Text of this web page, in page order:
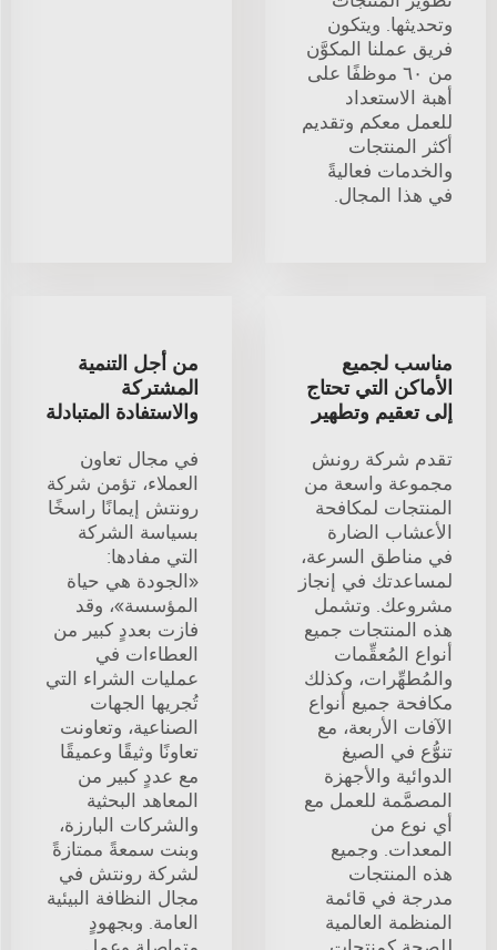
وتحديثها. ويتكون
فريق عملنا المكوَّن
من ٦٠ موظفًا على
أهبة الاستعداد
للعمل معكم وتقديم
أكثر المنتجات
والخدمات فعاليةً
في هذا المجال.
مناسب لجميع
الأماكن التي تحتاج
إلى تعقيم وتطهير
تقدم شركة رونش
مجموعة واسعة من
المنتجات لمكافحة
الأعشاب الضارة
في مناطق السرعة،
لمساعدتك في إنجاز
مشروعك. وتشمل
هذه المنتجات جميع
أنواع المُعقِّمات
والمُطهِّرات، وكذلك
مكافحة جميع أنواع
الآفات الأربعة، مع
تنوُّع في الصيغ
الدوائية والأجهزة
المصمَّمة للعمل مع
أي نوع من
المعدات. وجميع
هذه المنتجات
مدرجة في قائمة
المنظمة العالمية
من أجل التنمية
المشتركة
والاستفادة المتبادلة
في مجال تعاون
العملاء، تؤمن شركة
رونتش إيمانًا راسخًا
بسياسة الشركة
التي مفادها:
«الجودة هي حياة
المؤسسة»، وقد
فازت بعددٍ كبير من
العطاءات في
عمليات الشراء التي
تُجريها الجهات
الصناعية، وتعاونت
تعاونًا وثيقًا وعميقًا
مع عددٍ كبير من
المعاهد البحثية
والشركات البارزة،
وبنت سمعةً ممتازةً
لشركة رونتش في
مجال النظافة البيئية
العامة. وبجهودٍ